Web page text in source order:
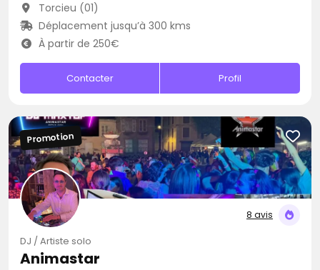
Torcieu (01)
Déplacement jusqu’à 300 kms
À partir de 250€
Contacter Profil
8 avis
Promotion
DJ / Artiste solo
Animastar